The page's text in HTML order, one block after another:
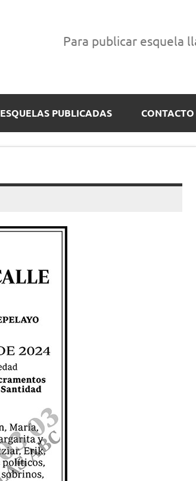
Para publicar esquela
ESQUELAS PUBLICADAS CONTACTO